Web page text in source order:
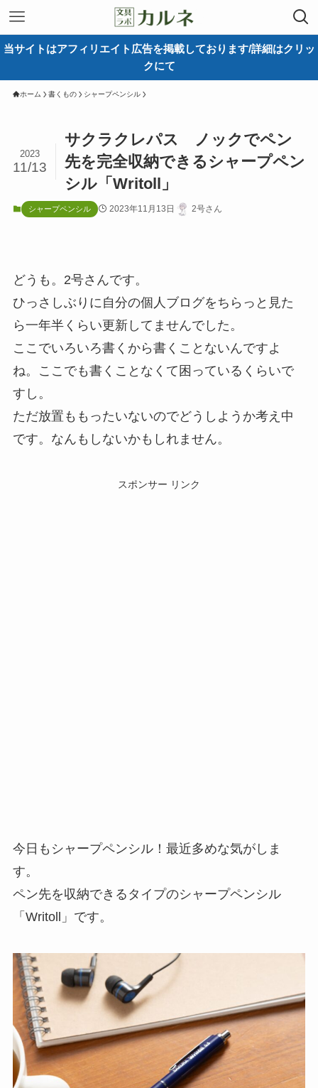
当サイトはアフィリエイト広告を掲載しております/詳細はクリッ
クにて
ホーム 書くもの シャープペンシル
サクラクレパス ノックでペン
先を完全収納できるシャープペン
シル「Writoll」
2023
11/13
シャープペンシル 2023年11月13日 2号さん
どうも。2号さんです。
ひっさしぶりに自分の個人ブログをちらっと見た
ら一年半くらい更新してませんでした。
ここでいろいろ書くから書くことないんですよ
ね。ここでも書くことなくて困っているくらいで
すし。
ただ放置ももったいないのでどうしようか考え中
です。なんもしないかもしれません。
スポンサー リンク
今日もシャープペンシル！最近多めな気がしま
す。
ペン先を収納できるタイプのシャープペンシル
「Writoll」です。